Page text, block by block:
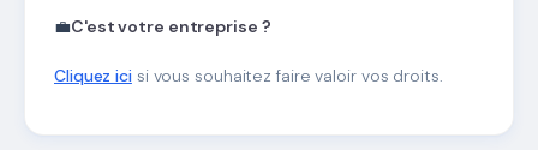
💼C'est votre entreprise ?
Cliquez icisi vous souhaitez faire valoir vos droits.